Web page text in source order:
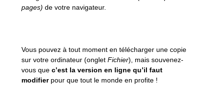
pages)de votre navigateur.
Vous pouvez à tout moment en télécharger une copie
sur votre ordinateur (ongletFichier), mais souvenez-
vous quec’est la version en ligne qu’il faut
modifierpour que tout le monde en profite !